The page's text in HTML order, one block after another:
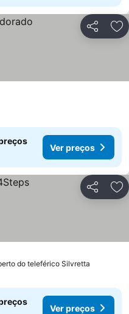
Partilhar
Ver preços
Partilhar
do teleférico Silvretta
Ver preços